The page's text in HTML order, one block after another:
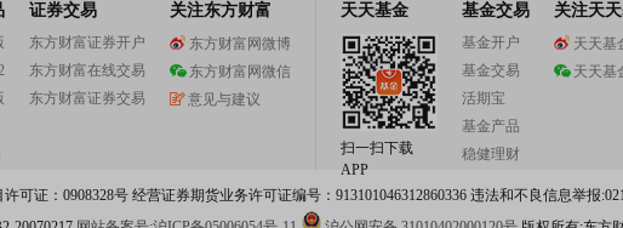
证券交易
东方财富证券开户
东方财富在线交易
东方财富证券交易
关注东方财富
东方财富网微博
东方财富网微信
意见与建议
天天基金
扫一扫下载
APP
基金交易
基金开户
基金交易
活期宝
基金产品
稳健理财
关注天
天天基
天天基
可证：0908328号 经营证券期货业务许可证编号：913101046312860336 违法和不良信息举报